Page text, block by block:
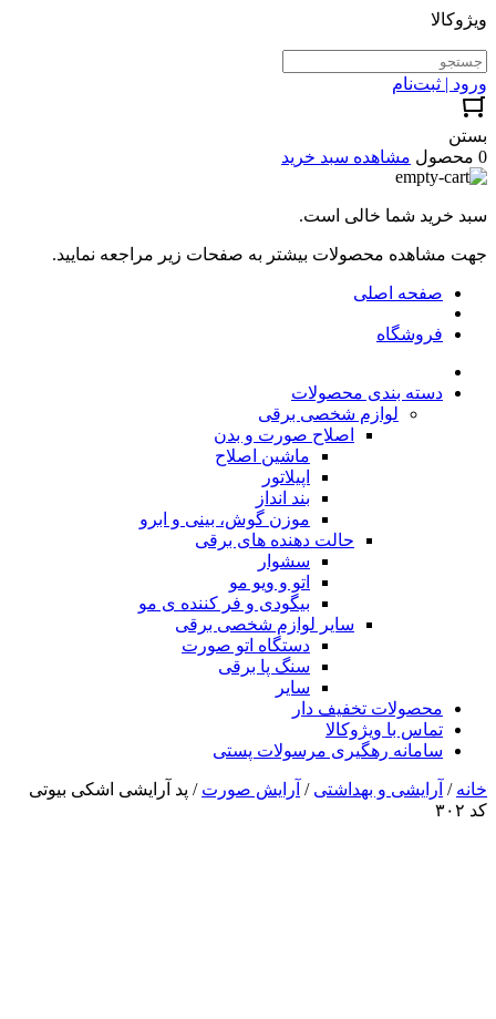
ویژوکالا
ورود | ثبت‌نام
بستن
0 محصول
مشاهده سبد خرید
سبد خرید شما خالی است.
جهت مشاهده محصولات بیشتر به صفحات زیر مراجعه نمایید.
صفحه اصلی
فروشگاه
دسته بندی محصولات
لوازم شخصی برقی
اصلاح صورت و بدن
ماشین اصلاح
اپیلاتور
بند انداز
موزن گوش، بینی و ابرو
حالت دهنده های برقی
سشوار
اتو و ویو مو
بیگودی و فر کننده ی مو
سایر لوازم شخصی برقی
دستگاه اتو صورت
سنگ پا برقی
سایر
محصولات تخفیف دار
تماس با ویژوکالا
سامانه رهگیری مرسولات پستی
خانه / آرایشی و بهداشتی / آرایش صورت / پد آرایشی اشکی بیوتی
کد ۳۰۲